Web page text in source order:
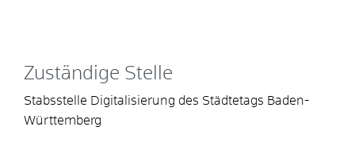
Zuständige Stelle
Stabsstelle Digitalisierung des Städtetags Baden-
Württemberg